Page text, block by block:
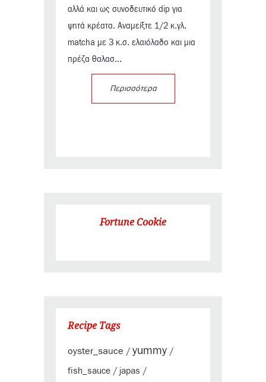
αλλά και ως συνοδευτικό dip για
ψητά κρέατα. Αναμείξτε 1/2 κ.γλ.
matcha με 3 κ.σ. ελαιόλαδο και μια
πρέζα θαλασ...
Περισσότερα
Fortune Cookie
Recipe Tags
oyster_sauce / yummy /
fish_sauce / japas /